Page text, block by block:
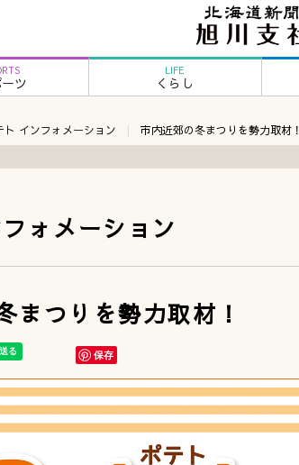
ツ
LIFE
くらし
ト インフォメーション 市内近郊の冬まつりを勢力取材！
ォメーション
まつりを勢力取材！
保存